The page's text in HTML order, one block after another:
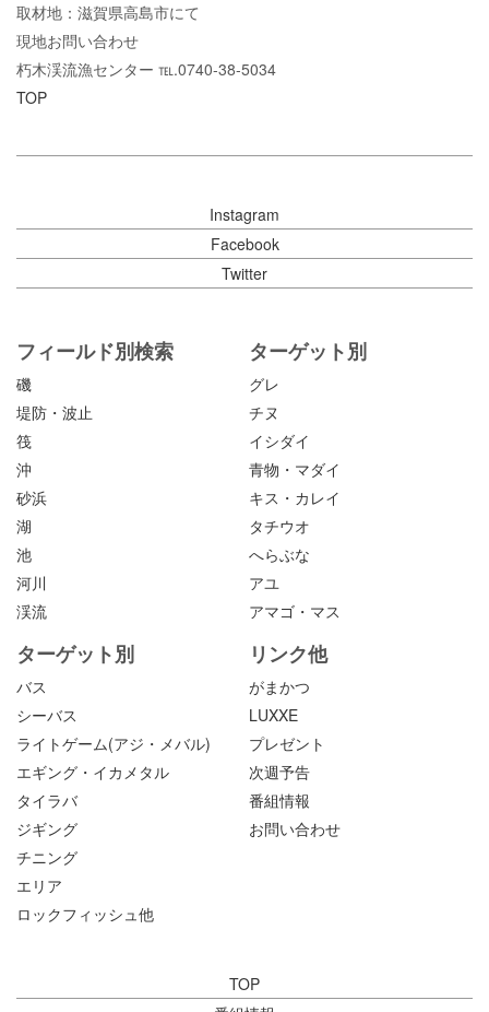
取材地：滋賀県高島市にて
現地お問い合わせ
朽木渓流漁センター ℡.0740-38-5034
TOP
Instagram
Facebook
Twitter
フィールド別検索
磯
堤防・波止
筏
沖
砂浜
湖
池
河川
渓流
ターゲット別
グレ
チヌ
イシダイ
青物・マダイ
キス・カレイ
タチウオ
へらぶな
アユ
アマゴ・マス
ターゲット別
バス
シーバス
ライトゲーム(アジ・メバル)
エギング・イカメタル
タイラバ
ジギング
チニング
エリア
ロックフィッシュ他
リンク他
がまかつ
LUXXE
プレゼント
次週予告
番組情報
お問い合わせ
TOP